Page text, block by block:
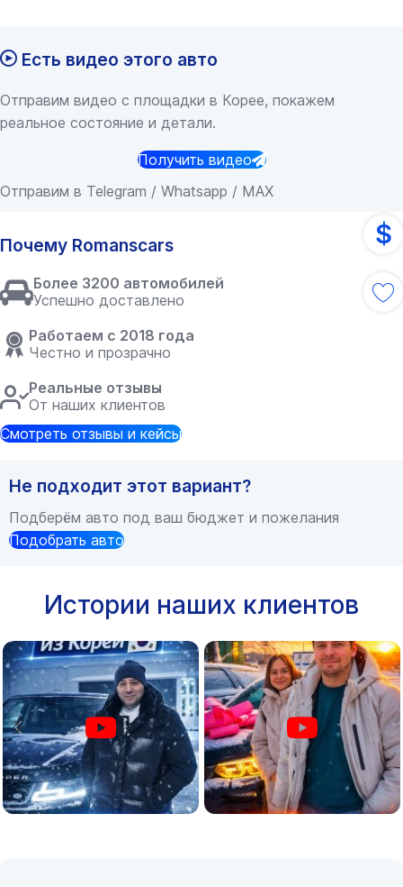
Есть видео этого авто
Отправим видео с площадки в Корее, покажем
реальное состояние и детали.
Получить видео
Отправим в Telegram / Whatsapp / MAX
Почему Romanscars
Более 3200 автомобилей
Успешно доставлено
Работаем с 2018 года
Честно и прозрачно
Реальные отзывы
От наших клиентов
Смотреть отзывы и кейсы
Не подходит этот вариант?
Подберём авто под ваш бюджет и пожелания
Подобрать авто
Истории наших клиентов
$